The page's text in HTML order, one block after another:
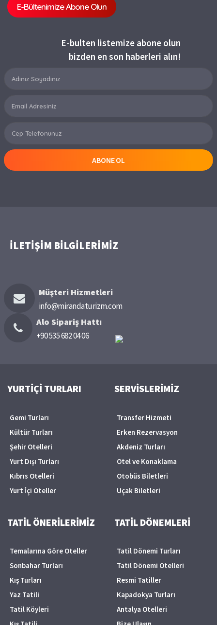
E-Bültenimize Abone Olun
E-bulten listemize abone olun
bizden en son haberleri alın!
ABONE OL
İLETİŞİM BİLGİLERİMİZ
Müşteri Hizmetleri
info@mirandaturizm.com
Alo Sipariş Hattı
+90 535 682 04 06
YURTİÇİ TURLARI
Gemi Turları
Kültür Turları
Şehir Otelleri
Yurt Dışı Turları
Kıbrıs Otelleri
Yurt İçi Oteller
SERVİSLERİMİZ
Transfer Hizmeti
Erken Rezervasyon
Akdeniz Turları
Otel ve Konaklama
Otobüs Biletleri
Uçak Biletleri
TATİL ÖNERİLERİMİZ
Temalarına Göre Oteller
Sonbahar Turları
Kış Turları
Yaz Tatili
Tatil Köyleri
TATİL DÖNEMLERİ
Tatil Dönemi Turları
Tatil Dönemi Otelleri
Resmi Tatiller
Kapadokya Turları
Antalya Otelleri